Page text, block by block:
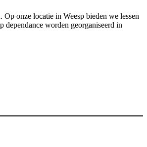
onze locatie in Weesp bieden we lessen
dependance worden georganiseerd in